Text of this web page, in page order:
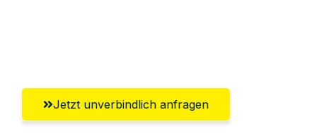
Jetzt unverbindlich anfragen